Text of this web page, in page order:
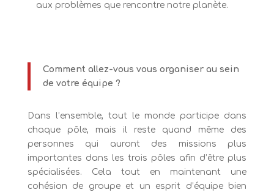
aux problèmes que rencontre notre planète.
Comment allez-vous vous organiser au sein
de votre équipe ?
Dans l’ensemble, tout le monde participe dans
chaque pôle, mais il reste quand même des
personnes qui auront des missions plus
importantes dans les trois pôles afin d’être plus
spécialisées. Cela tout en maintenant une
cohésion de groupe et un esprit d’équipe bien